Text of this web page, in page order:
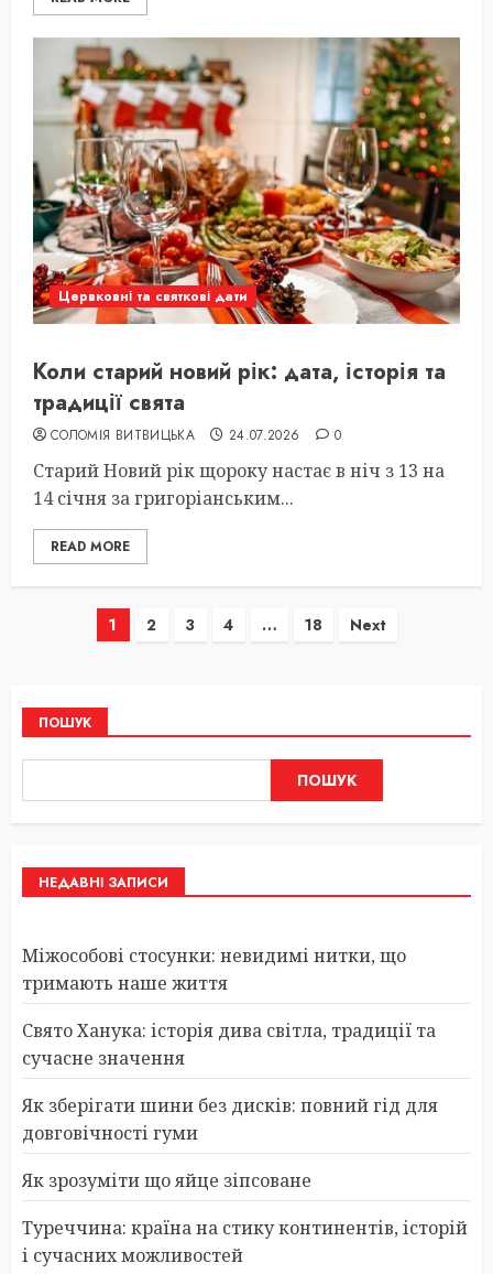
Цервковні та святкові дати
Коли старий новий рік: дата, історія та
традиції свята
СОЛОМІЯ ВИТВИЦЬКА 24.07.2026 0
Старий Новий рік щороку настає в ніч з 13 на
14 січня за григоріанським...
READ MORE
Пагінація
1 2 3 4 … 18 Next
ПОШУК
ПОШУК
НЕДАВНІ ЗАПИСИ
Міжособові стосунки: невидимі нитки, що
тримають наше життя
Свято Ханука: історія дива світла, традиції та
сучасне значення
Як зберігати шини без дисків: повний гід для
довговічності гуми
Як зрозуміти що яйце зіпсоване
Туреччина: країна на стику континентів, історій
і сучасних можливостей